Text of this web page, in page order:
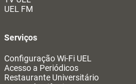
UEL FM
Serviços
Configuração Wi-Fi UEL
Acesso a Periódicos
Restaurante Universitário